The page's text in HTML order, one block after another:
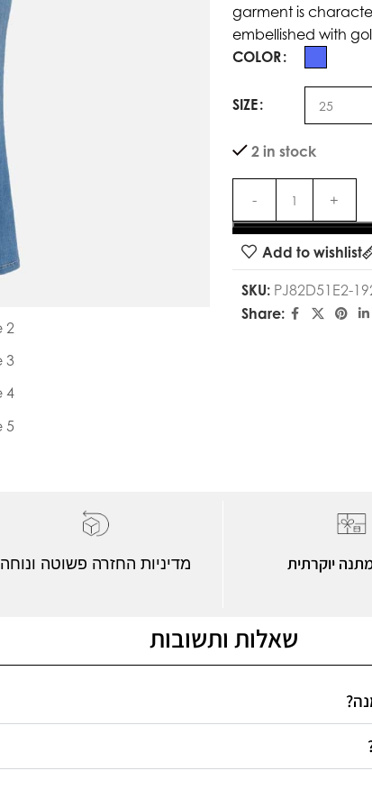
garment is
embellished with
COLOR
SIZE
2 in stock
Add to wishlist
SKU: PJ82D51E2-
Share:
מדיניות החזרה פשוטה ונוחה יוקרתית
שאלות ותשובות